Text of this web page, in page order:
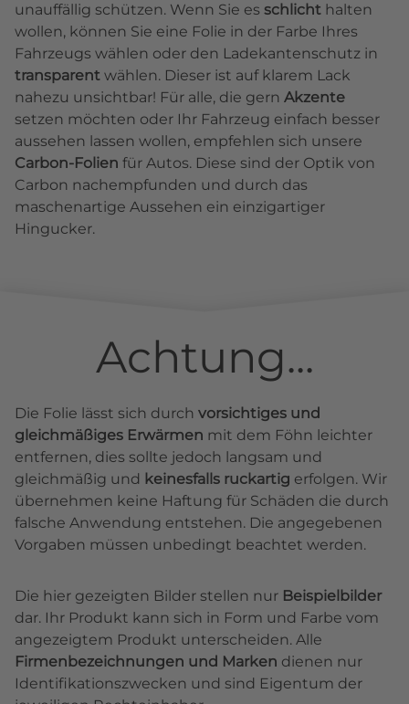
unauffällig schützen. Wenn Sie es schlicht halten
wollen, können Sie eine Folie in der Farbe Ihres
Fahrzeugs wählen oder den Ladekantenschutz in
transparent wählen. Dieser ist auf klarem Lack
nahezu unsichtbar! Für alle, die gern Akzente
setzen möchten oder Ihr Fahrzeug einfach besser
aussehen lassen wollen, empfehlen sich unsere
Carbon-Folien für Autos. Diese sind der Optik von
Carbon nachempfunden und durch das
maschenartige Aussehen ein einzigartiger
Hingucker.
Achtung...
Die Folie lässt sich durch vorsichtiges und
gleichmäßiges Erwärmen mit dem Föhn leichter
entfernen, dies sollte jedoch langsam und
gleichmäßig und keinesfalls ruckartig erfolgen. Wir
übernehmen keine Haftung für Schäden die durch
falsche Anwendung entstehen. Die angegebenen
Vorgaben müssen unbedingt beachtet werden.
Die hier gezeigten Bilder stellen nur Beispielbilder
dar. Ihr Produkt kann sich in Form und Farbe vom
angezeigtem Produkt unterscheiden. Alle
Firmenbezeichnungen und Marken dienen nur
Identifikationszwecken und sind Eigentum der